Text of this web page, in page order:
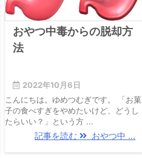
おやつ中毒からの脱却方
法
2022年10月6日
こんにちは。ゆめつむぎです。 「お菓
子の食べすぎをやめたいけど、どうし
たらいい？」という方 ...
記事を読む おやつ中 ...